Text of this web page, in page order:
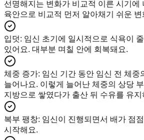
선명해지는 변화가 비교적 이른 시기에
육안으로 비교적 먼저 알아채기 쉬운
입덧: 임신 초기에 일시적으로 식욕이
있어요. 대부분 며칠 안에 회복돼요.
체중 증가: 임신 기간 동안 임신 전 체중
늘어나요. 이렇게 늘어난 체중의 상당
지방으로 쌓였다가 출산 뒤 수유를 유
복부 팽창: 임신이 진행되면서 배가 점
시작해요.